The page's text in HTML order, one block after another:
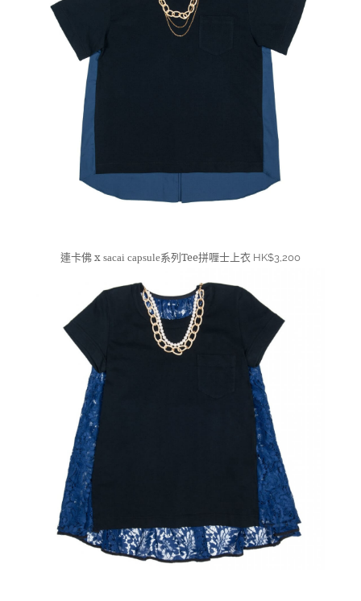
連卡佛 x sacai capsule系列Tee拼喱士上衣HK$3,200